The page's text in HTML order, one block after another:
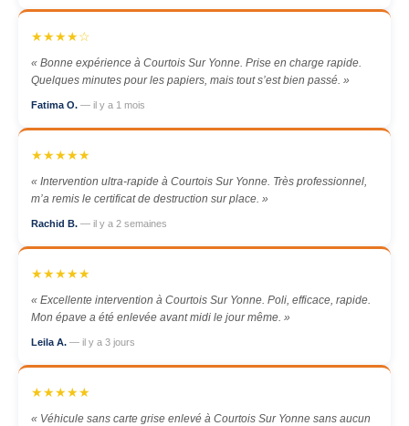
★★★★☆
« Bonne expérience à Courtois Sur Yonne. Prise en charge rapide.
Quelques minutes pour les papiers, mais tout s’est bien passé. »
Fatima O. — il y a 1 mois
★★★★★
« Intervention ultra-rapide à Courtois Sur Yonne. Très professionnel,
m’a remis le certificat de destruction sur place. »
Rachid B. — il y a 2 semaines
★★★★★
« Excellente intervention à Courtois Sur Yonne. Poli, efficace, rapide.
Mon épave a été enlevée avant midi le jour même. »
Leila A. — il y a 3 jours
★★★★★
« Véhicule sans carte grise enlevé à Courtois Sur Yonne sans aucun